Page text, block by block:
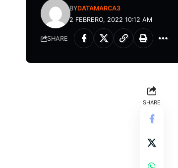
2 FEBRERO, 2022 10:12 AM
BYDATAMARCA3
SHARE
SHARE